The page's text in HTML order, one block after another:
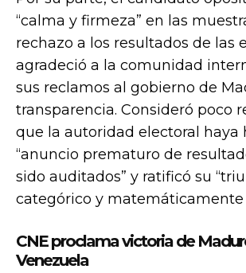
“calma y firmeza” en las
rechazo a los resultados de las
agradeció a la comunidad
sus reclamos al gobierno de
transparencia. Consideró poco
que la autoridad electoral haya
“anuncio prematuro de
sido auditados” y ratificó su
categórico y matemáticamente
CNE proclama victoria de
Venezuela